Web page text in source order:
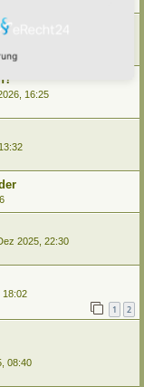
16:25
2025, 22:30
18:02
1 2
08:40